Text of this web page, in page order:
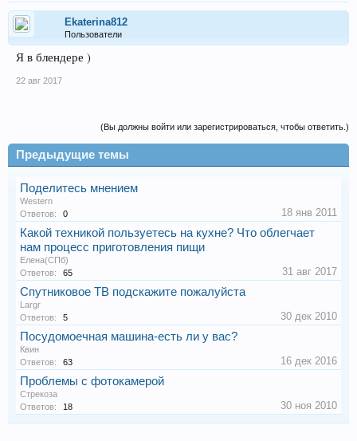
Ekaterina812
Пользователи
Я в блендере )
22 авг 2017
(Вы должны войти или зарегистрироваться, чтобы ответить.)
Предыдущие темы
Поделитесь мнением
Western
Ответов:
0 18 янв 2011
Какой техникой пользуетесь на кухне? Что облегчает
нам процесс приготовления пищи
Елена(СПб)
Ответов:
65 31 авг 2017
Спутниковое ТВ подскажите пожалуйста
Largr
Ответов:
5 30 дек 2010
Посудомоечная машина-есть ли у вас?
Квин
Ответов:
63 16 дек 2016
Проблемы с фотокамерой
Стрекоза
Ответов:
18 30 ноя 2010